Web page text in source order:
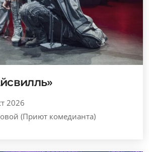
2026
(Приют комедианта)